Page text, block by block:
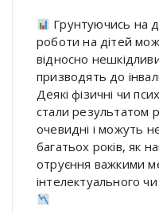
Грунтуючись на
роботи на дітей
відносно
призводять до
Деякі фізичні чи
стали результатом
очевидні і можуть
багатьох років, як
отруєння важкими
інтелектуального